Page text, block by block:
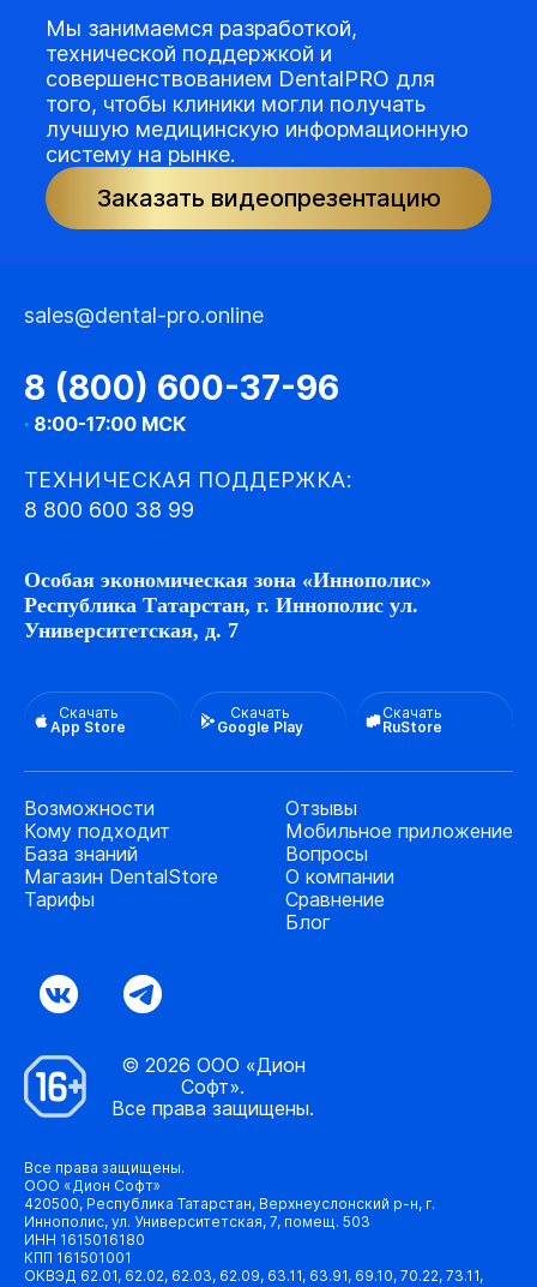
Мы занимаемся разработкой,
технической поддержкой и
совершенствованием DentalPRO для
того, чтобы клиники могли получать
лучшую медицинскую информационную
систему на рынке.
Заказать видеопрезентацию
sales@dental-pro.online
8 (800) 600-37-96
· 8:00-17:00 МСК
ТЕХНИЧЕСКАЯ ПОДДЕРЖКА:
8 800 600 38 99
Особая экономическая зона «Иннополис»
Республика Татарстан, г. Иннополис ул.
Университетская, д. 7
Скачать
App Store
Скачать
Google Play
Скачать
RuStore
Возможности
Кому подходит
База знаний
Магазин DentalStore
Тарифы
Отзывы
Мобильное приложение
Вопросы
О компании
Сравнение
Блог
© 2026 ООО «Дион
Софт».
Все права защищены.
Все права защищены.
ООО «Дион Софт»
420500, Республика Татарстан, Верхнеуслонский р-н, г.
Иннополис, ул. Университетская, 7, помещ. 503
ИНН 1615016180
КПП 161501001
ОКВЭД 62.01, 62.02, 62.03, 62.09, 63.11, 63.91, 69.10, 70.22, 73.11,